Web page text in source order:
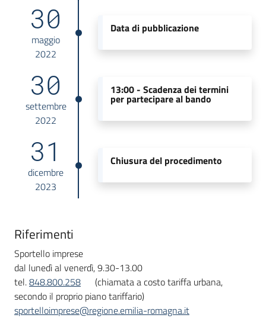
30
maggio
2022
Data di pubblicazione
30
settembre
2022
13:00 - Scadenza dei termini
per partecipare al bando
31
dicembre
2023
Chiusura del procedimento
Riferimenti
Sportello imprese
dal lunedì al venerdì, 9.30-13.00
tel.848.800.258
(chiamata a costo tariffa urbana,
secondo il proprio piano tariffario)
sportelloimprese@regione.emilia-romagna.it